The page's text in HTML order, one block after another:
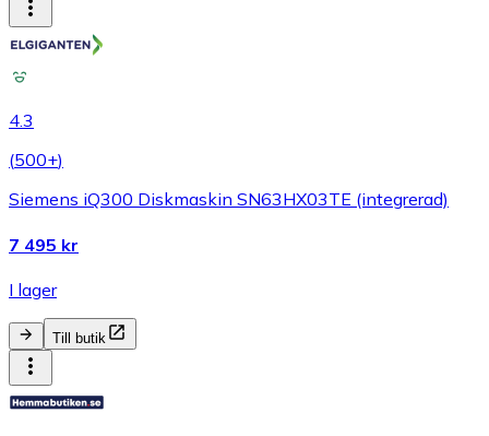
4.3
(500+)
Siemens iQ300 Diskmaskin SN63HX03TE (integrerad)
7 495 kr
I lager
Till butik